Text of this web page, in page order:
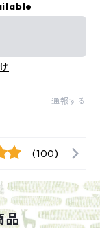
通報する
(100)
品